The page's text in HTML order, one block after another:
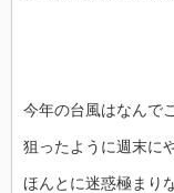
今年の台風はなんで
狙ったように週末に
ほんとに迷惑極まり